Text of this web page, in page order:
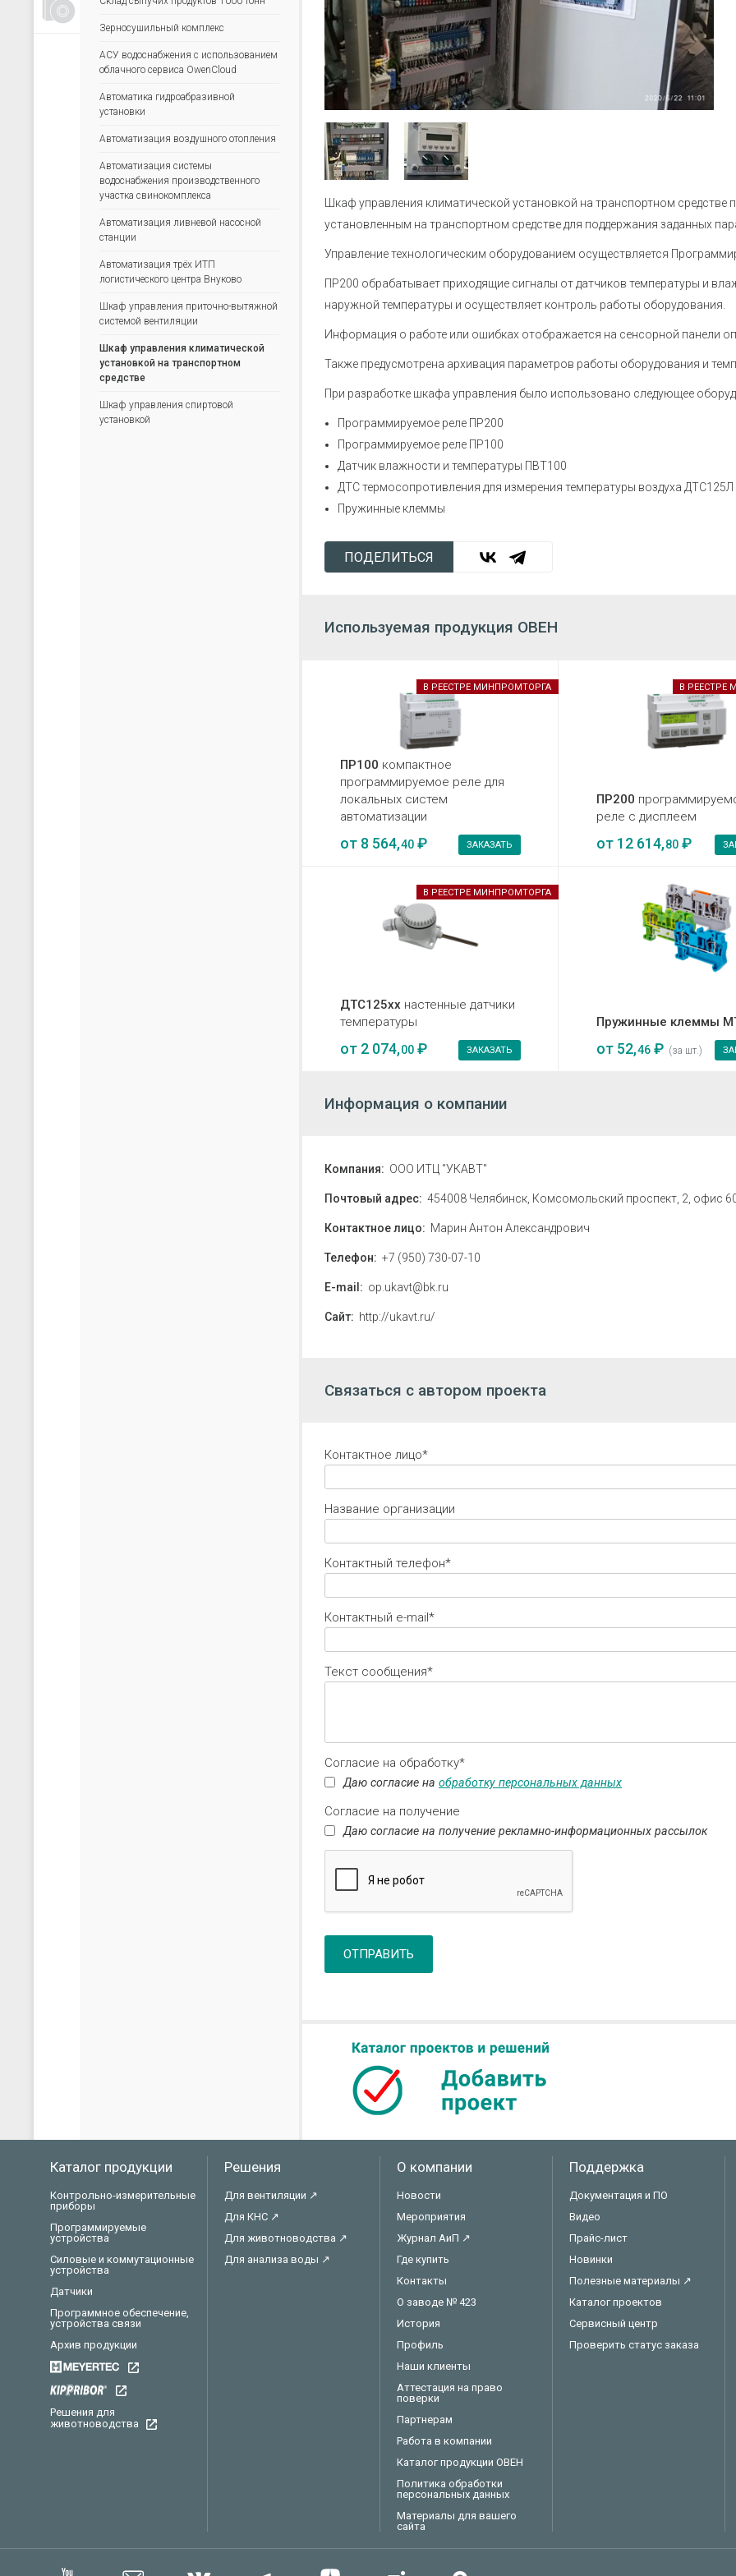
Счетчики, таймеры, тахометры
Для управления насосами
Для водоподготовки
Архиваторы
Ручные задатчики сигналов
Приборы для индикации и
управления задвижками
Устройства контроля и защиты
Реле защиты
Твердотельные реле Протон-
Импульс
Твердотельные и
промежуточные реле MEYERTEC
Промежуточные реле
управления
Электротехническое
оборудование MEYERTEC
скачать каталог (pdf) скачать прайс-лист (xls)
История
Профиль
Наши клиенты
Аттестация на право поверки
Партнерам
Работа в компании
Материалы для вашего сайта
Сервисный центр
Проверить статус заказа
Зерносушильный комплекс
АСУ водоснабжения с использованием
облачного сервиса OwenCloud
Автоматика гидроабразивной
установки
Автоматизация воздушного отопления
Автоматизация системы
водоснабжения производственного
участка свинокомплекса
Автоматизация ливневой насосной
станции
Автоматизация трёх ИТП
логистического центра Внуково
Шкаф управления приточно-вытяжной
системой вентиляции
Шкаф управления климатической
установкой на транспортном
средстве
Шкаф управления спиртовой
установкой
Шкаф управления климатической установкой на транспортном
установленным на транспортном средстве для поддержания заданных
Управление технологическим оборудованием осуществляется
ПР200 обрабатывает приходящие сигналы от датчиков температуры и
наружной температуры и осуществляет контроль работы оборудования.
Информация о работе или ошибках отображается на сенсорной панели
Также предусмотрена архивация параметров работы оборудования и
При разработке шкафа управления было использовано следующее
Программируемое реле ПР200
Программируемое реле ПР100
Датчик влажности и температуры ПВТ100
ДТС термосопротивления для измерения температуры воздуха ДТС125Л
Пружинные клеммы
ПОДЕЛИТЬСЯ
Используемая продукция ОВЕН
ПР100 компактное
программируемое реле для
локальных систем
автоматизации
от 8 564,40₽ ЗАКАЗАТЬ
В РЕЕСТРЕ МИНПРОМТОРГА
ПР200
реле с дисплеем
от 12 614,80₽
В РЕЕСТРЕ
ДТС125хх настенные датчики
температуры
от 2 074,00₽ ЗАКАЗАТЬ
В РЕЕСТРЕ МИНПРОМТОРГА
Пружинные клеммы
от 52,46₽ (за шт.)
Информация о компании
Компания: ООО ИТЦ "УКАВТ"
Почтовый адрес: 454008 Челябинск, Комсомольский проспект, 2, офис
Контактное лицо: Марин Антон Александрович
Телефон: +7 (950) 730-07-10
E-mail: op.ukavt@bk.ru
Сайт: http://ukavt.ru/
Связаться с автором проекта
Контактное лицо*
Название организации
Контактный телефон*
Контактный e-mail*
Текст сообщения*
Согласие на обработку*
Даю согласие на обработку персональных данных
Согласие на получение
Даю согласие на получение рекламно-информационных рассылок
ОТПРАВИТЬ
Каталог продукции
Контрольно-измерительные
приборы
Программируемые
устройства
Силовые и коммутационные
устройства
Датчики
Программное обеспечение,
устройства связи
Архив продукции
Решения для
животноводства
Решения
Для вентиляции ↗
Для КНС ↗
Для животноводства ↗
Для анализа воды ↗
О компании
Новости
Мероприятия
Журнал АиП ↗
Где купить
Контакты
О заводе № 423
История
Профиль
Наши клиенты
Аттестация на право
поверки
Партнерам
Работа в компании
Каталог продукции ОВЕН
Политика обработки
персональных данных
Материалы для вашего
сайта
Поддержка
Документация и ПО
Видео
Прайс-лист
Новинки
Полезные материалы ↗
Каталог проектов
Сервисный центр
Проверить статус заказа